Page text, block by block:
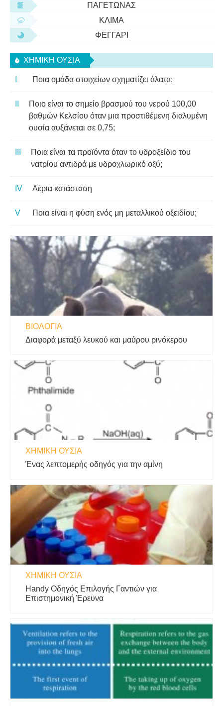
ΠΑΓΕΤΏΝΑΣ
ΚΛΊΜΑ
ΦΕΓΓΆΡΙ
ΧΗΜΙΚΉ ΟΥΣΊΑ
Ποια ομάδα στοιχείων σχηματίζει άλατα;
Ποιο είναι το σημείο βρασμού του νερού 100,00
βαθμών Κελσίου όταν μια προστιθέμενη διαλυμένη
ουσία αυξάνεται σε 0,75;
Ποια είναι τα προϊόντα όταν το υδροξείδιο του
νατρίου αντιδρά με υδροχλωρικό οξύ;
Αέρια κατάσταση
Ποια είναι η φύση ενός μη μεταλλικού οξειδίου;
ΒΙΟΛΟΓΊΑ
Διαφορά μεταξύ λευκού και μαύρου ρινόκερου
ΧΗΜΙΚΉ ΟΥΣΊΑ
Ένας λεπτομερής οδηγός για την αμίνη
ΧΗΜΙΚΉ ΟΥΣΊΑ
Handy Οδηγός Επιλογής Γαντιών για
Επιστημονική Έρευνα